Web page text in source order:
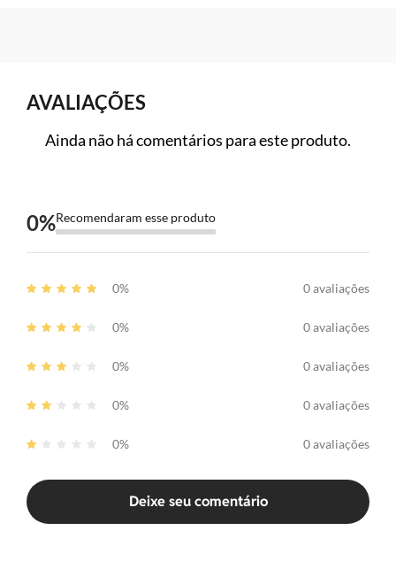
AVALIAÇÕES
Ainda não há comentários para este produto.
0%Recomendaram esse produto
0% 0 avaliações
0% 0 avaliações
0% 0 avaliações
0% 0 avaliações
0% 0 avaliações
Deixe seu comentário